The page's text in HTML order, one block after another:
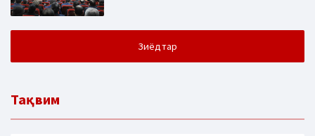
Зиёдтар
Тақвим